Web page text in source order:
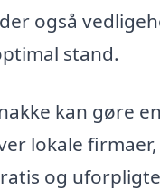
også
stand.
kan gøre
lokale
og